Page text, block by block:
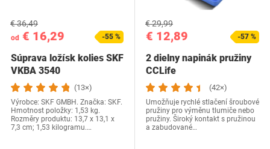
od € 16,29
€ 36,49
-55 %
Súprava ložísk kolies SKF
VKBA 3540
(13×)
Výrobce: SKF GMBH. Značka: SKF.
Hmotnost položky: 1,53 kg.
Rozměry produktu: 13,7 x 13,1 x
7,3 cm; 1,53 kilogramu.…
€ 12,89
€ 29,99
-57 %
2 dielny napinák pružiny
CCLife
(42×)
Umožňuje rychlé stlačení šroubové
pružiny pro výměnu tlumiče nebo
pružiny. Široký kontakt s pružinou
a zabudované…